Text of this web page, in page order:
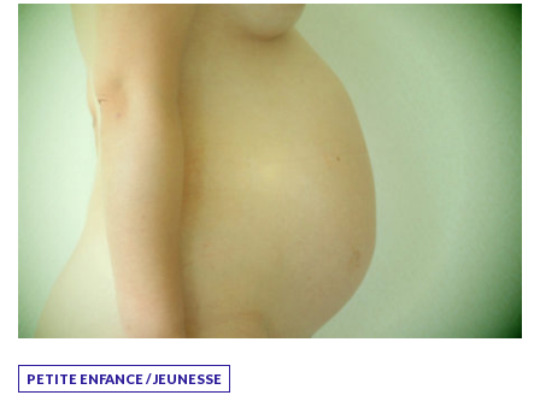
PETITE ENFANCE / JEUNESSE